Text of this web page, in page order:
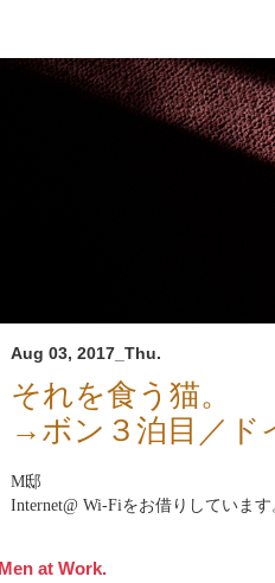
Aug 03, 2017_Thu.
それを食う猫。
→ボン３泊目／ド
M邸
Internet@ Wi-Fiをお借りしています
Men at Work.